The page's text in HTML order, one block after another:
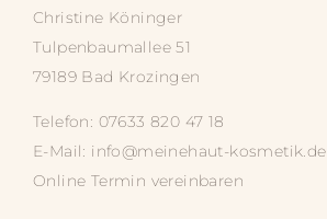
Christine Köninger
Tulpenbaumallee 51
79189 Bad Krozingen
Telefon: 07633 820 47 18
E-Mail: info@meinehaut-kosmetik.de
Online Termin vereinbaren